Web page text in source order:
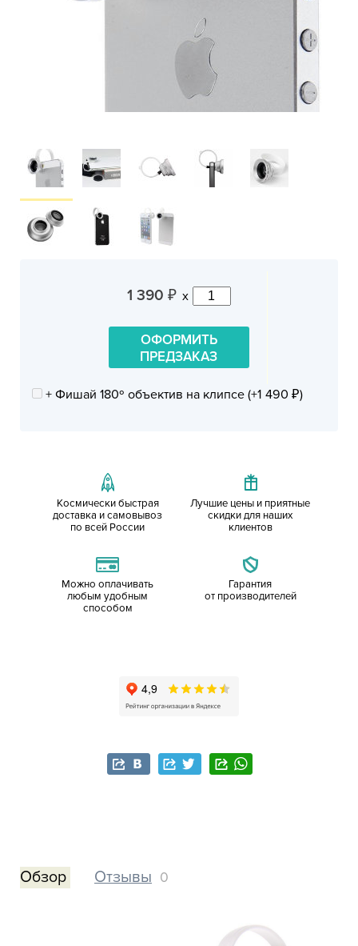
1 390 ₽ x
ОФОРМИТЬ
ПРЕДЗАКАЗ
+ Фишай 180º объектив на клипсе (+1 490 ₽)
Космически быстрая
доставка и самовывоз
по всей России
Лучшие цены и приятные
скидки для наших
клиентов
Можно оплачивать
любым удобным
способом
Гарантия
от производителей
Обзор Отзывы 0